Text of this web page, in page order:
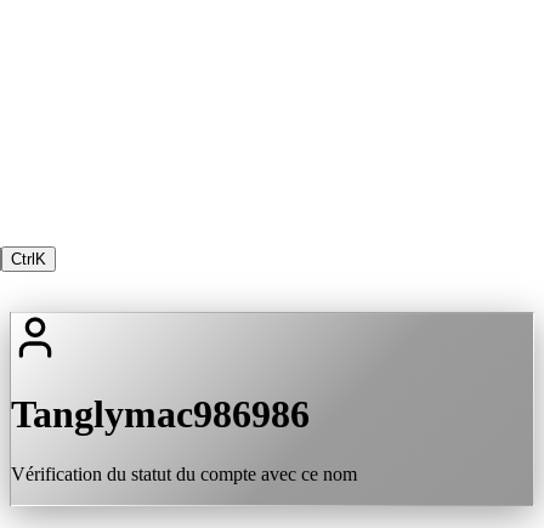
Ctrl K
Tanglymac986986
Vérification du statut du compte avec ce nom